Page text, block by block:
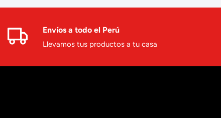
Envíos a todo el Perú
Llevamos tus productos a tu casa